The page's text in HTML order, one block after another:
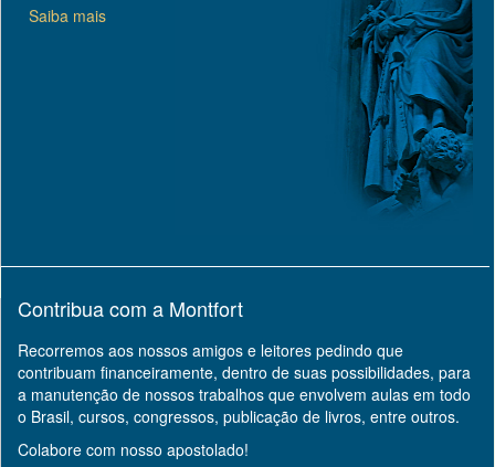
Saiba mais
Contribua com a Montfort
Recorremos aos nossos amigos e leitores pedindo que
contribuam financeiramente, dentro de suas possibilidades, para
a manutenção de nossos trabalhos que envolvem aulas em todo
o Brasil, cursos, congressos, publicação de livros, entre outros.
Colabore com nosso apostolado!